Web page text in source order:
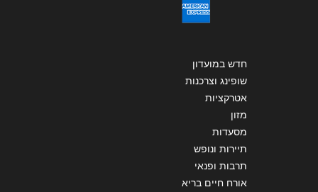
חדש במועדון
שופינג וצרכנות
אטרקציות
מזון
מסעדות
תיירות ונופש
תרבות ופנאי
אורח חיים בריא